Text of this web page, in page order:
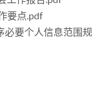
要点.pdf
必要个人信息范围规